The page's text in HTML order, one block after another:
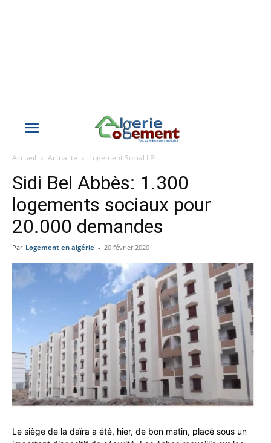
Accueil Actualite Logement Social LPL
Sidi Bel Abbès: 1.300
logements sociaux pour
20.000 demandes
Par Logement en algérie - 20 février 2020
Le siège de la daïra a été, hier, de bon matin, placé sous un